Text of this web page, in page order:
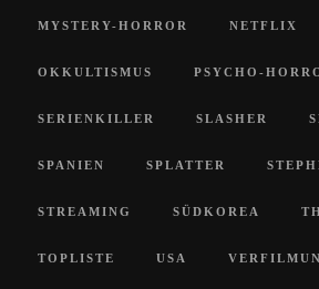
MYSTERY-HORROR NETFLIX
OKKULTISMUS PSYCHO-
SERIENKILLER SLASHER
SPANIEN SPLATTER
STREAMING SÜDKOREA
TOPLISTE USA